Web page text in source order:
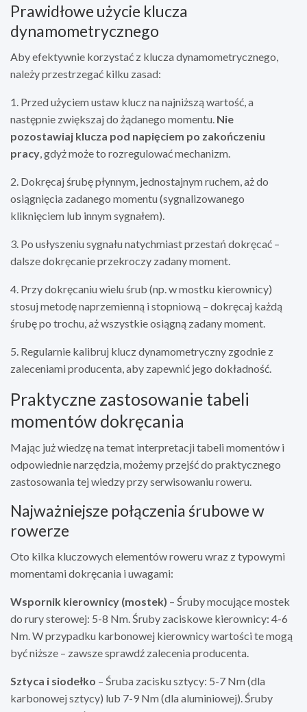
Prawidłowe użycie klucza
dynamometrycznego
Aby efektywnie korzystać z klucza dynamometrycznego,
należy przestrzegać kilku zasad:
1. Przed użyciem ustaw klucz na najniższą wartość, a
następnie zwiększaj do żądanego momentu. Nie
pozostawiaj klucza pod napięciem po zakończeniu
pracy , gdyż może to rozregulować mechanizm.
2. Dokręcaj śrubę płynnym, jednostajnym ruchem, aż do
osiągnięcia zadanego momentu (sygnalizowanego
kliknięciem lub innym sygnałem).
3. Po usłyszeniu sygnału natychmiast przestań dokręcać –
dalsze dokręcanie przekroczy zadany moment.
4. Przy dokręcaniu wielu śrub (np. w mostku kierownicy)
stosuj metodę naprzemienną i stopniową – dokręcaj każdą
śrubę po trochu, aż wszystkie osiągną zadany moment.
5. Regularnie kalibruj klucz dynamometryczny zgodnie z
zaleceniami producenta, aby zapewnić jego dokładność.
Praktyczne zastosowanie tabeli
momentów dokręcania
Mając już wiedzę na temat interpretacji tabeli momentów i
odpowiednie narzędzia, możemy przejść do praktycznego
zastosowania tej wiedzy przy serwisowaniu roweru.
Najważniejsze połączenia śrubowe w
rowerze
Oto kilka kluczowych elementów roweru wraz z typowymi
momentami dokręcania i uwagami:
Wspornik kierownicy (mostek) – Śruby mocujące mostek
do rury sterowej: 5-8 Nm. Śruby zaciskowe kierownicy: 4-6
Nm. W przypadku karbonowej kierownicy wartości te mogą
być niższe – zawsze sprawdź zalecenia producenta.
Sztyca i siodełko – Śruba zacisku sztycy: 5-7 Nm (dla
karbonowej sztycy) lub 7-9 Nm (dla aluminiowej). Śruby